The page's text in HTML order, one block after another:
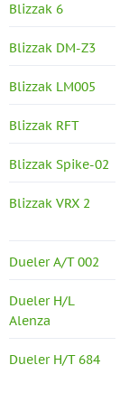
Blizzak 6
Blizzak DM-Z3
Blizzak LM005
Blizzak RFT
Blizzak Spike-02
Blizzak VRX 2
Dueler A/T 002
Dueler H/L
Alenza
Dueler H/T 684